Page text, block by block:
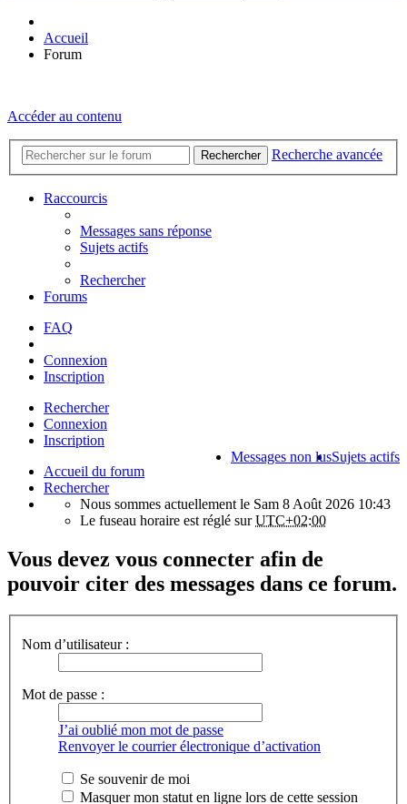
Accueil
Forum
Accéder au contenu
Rechercher Recherche avancée
Raccourcis
Messages sans réponse
Sujets actifs
Rechercher
Forums
FAQ
Connexion
Inscription
Rechercher
Connexion
Inscription
Sujets actifs
Messages non lus
Accueil du forum
Rechercher
Nous sommes actuellement le Sam 8 Août 2026 10:43
Le fuseau horaire est réglé surUTC+02:00
Vous devez vous connecter afin de
pouvoir citer des messages dans ce forum.
Nom d’utilisateur :
Mot de passe :
J’ai oublié mon mot de passe
Renvoyer le courrier électronique d’activation
Se souvenir de moi
Masquer mon statut en ligne lors de cette session